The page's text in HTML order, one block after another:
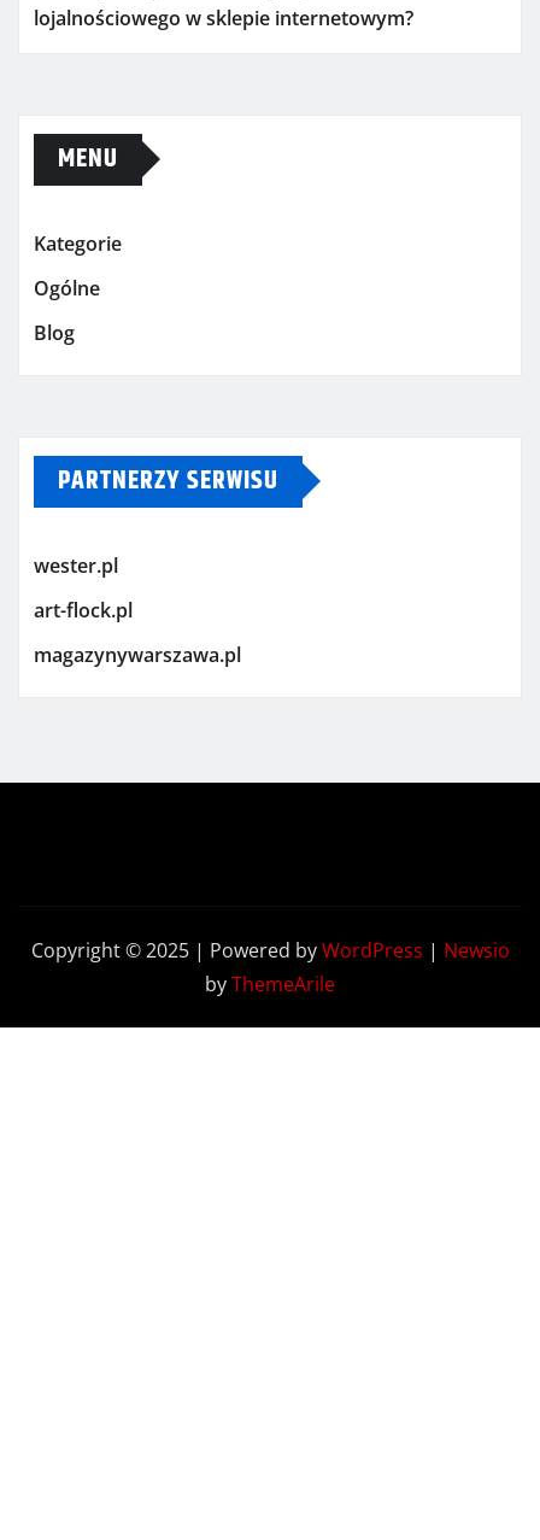
lojalnościowego w sklepie internetowym?
MENU
Kategorie
Ogólne
Blog
PARTNERZY SERWISU
wester.pl
art-flock.pl
magazynywarszawa.pl
Copyright © 2025 | Powered byWordPress | Newsio
byThemeArile